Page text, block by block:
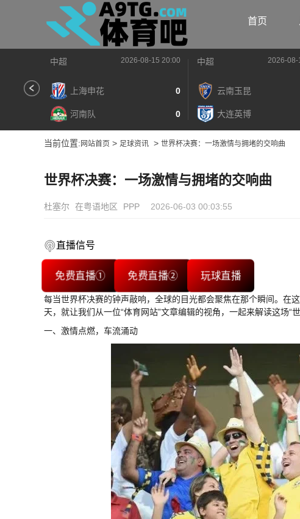
首页
中超 2026-08-15 20:00
上海申花 0
河南队 0
中超 2026-08-
云南玉昆
大连英博
当前位置: 网站首页 > 足球资讯 > 世界杯决赛：一场激情与拥堵的交响曲
世界杯决赛：一场激情与拥堵的交响曲
杜塞尔 在粤语地区 PPP 2026-06-03 00:03:55
直播信号
免费直播① 免费直播② 玩球直播
每当世界杯决赛的钟声敲响，全球的目光都会聚焦在那个瞬间。在
天，就让我们从一位“体育网站”文章编辑的视角，一起来解读这场“
一、激情点燃，车流涌动